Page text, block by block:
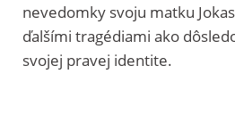
nevedomky svoju matku
ďalšími tragédiami ako
svojej pravej identite.